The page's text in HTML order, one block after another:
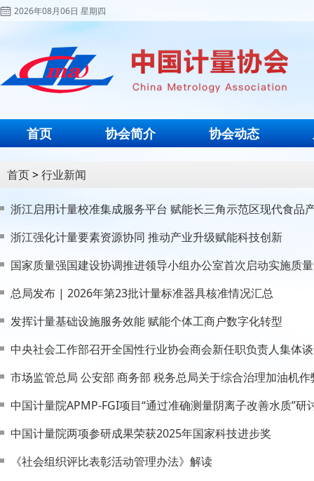
2026年08月06日 星期四
首页 协会简介 协会动态
首页>行业新闻
浙江启用计量校准集成服务平台 赋能长三角示范区现代食品
浙江强化计量要素资源协同 推动产业升级赋能科技创新
国家质量强国建设协调推进领导小组办公室首次启动实施质
总局发布 | 2026年第23批计量标准器具核准情况汇总
发挥计量基础设施服务效能 赋能个体工商户数字化转型
中央社会工作部召开全国性行业协会商会新任职负责人集体
市场监管总局 公安部 商务部 税务总局关于综合治理加油机
中国计量院APMP-FGI项目“通过准确测量阴离子改善水质”研
中国计量院两项参研成果荣获2025年国家科技进步奖
​《社会组织评比表彰活动管理办法》解读